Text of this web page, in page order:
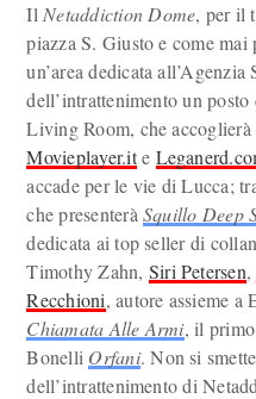
Il Netaddiction Dome, per il
piazza S. Giusto e come
un’area dedicata
dell’intrattenimento un
Living Room, che
Movieplayer.ite
accade per le vie di Lucca;
che presenteràSquillo Deep
dedicata ai top seller di
Timothy Zahn, Siri Petersen,
Recchioni, autore assieme a
Chiamata Alle Armi, il
Bonelli Orfani. Non si
dell’intrattenimento di